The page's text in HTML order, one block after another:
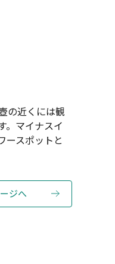
の近くには観
。マイナスイ
ースポットと
ジへ